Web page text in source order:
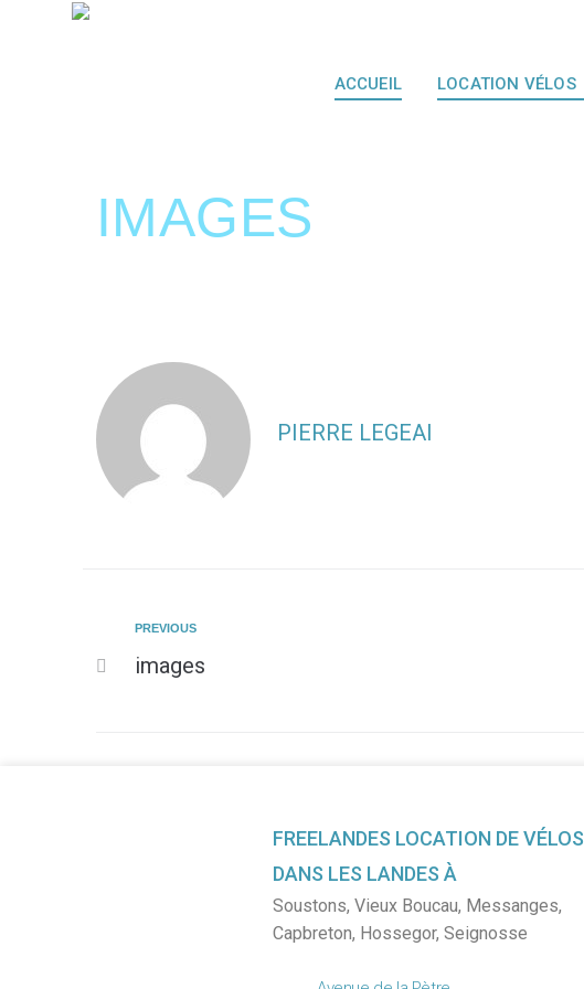
ACCUEIL LOCATION VÉLOS
IMAGES
PIERRE LEGEAI
PREVIOUS
images
FREELANDES LOCATION DE VÉLOS
DANS LES LANDES À
Soustons,Vieux Boucau, Messanges,
Capbreton, Hossegor,Seignosse